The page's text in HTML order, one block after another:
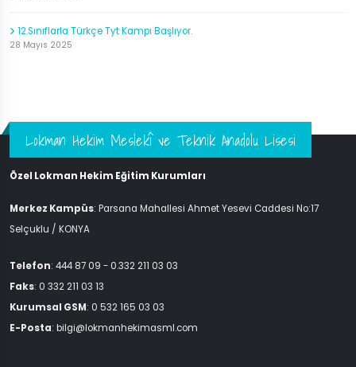
12.Sınıflarla Türkçe Tyt Kampı Başlıyor.
28 Mayıs 2025
Lokman Hekim Meslekî ve Teknik Anadolu Lisesi
Özel Lokman Hekim Eğitim Kurumları
Merkez Kampüs: Parsana Mahallesi Ahmet Yesevi Caddesi No:17
Selçuklu / KONYA
Telefon: 444 87 09 - 0.332 211 03 03
Faks: 0 332 211 03 13
Kurumsal GSM: 0 532 165 03 03
E-Posta: bilgi@lokmanhekimasml.com